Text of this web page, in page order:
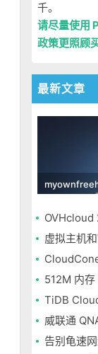
千。
请尽量使用
政策更照顾
最新文章
OVHcloud
虚拟主机和
512M 内存
TiDB
威联通 QNAP
告别龟速网